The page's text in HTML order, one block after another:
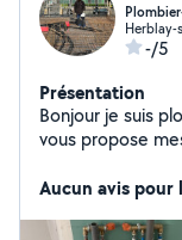
Herblay-
-/5
Présentation
Bonjour je suis
vous propose mes services (Pose
etc) Pour plus
Aucun avis pour